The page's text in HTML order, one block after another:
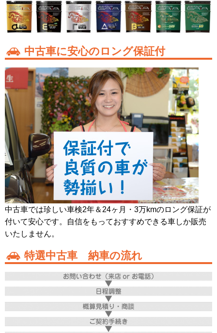
中古車に安心のロング保証付
中古車では珍しい車検2年＆24ヶ月・3万kmのロング保証が
付いて安心です。自信をもっておすすめできる車しか販売
いたしません。
特選中古車 納車の流れ